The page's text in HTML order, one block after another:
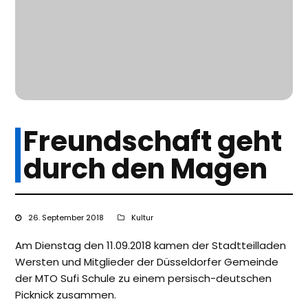
Freundschaft geht
durch den Magen
26. September 2018 Kultur
Am Dienstag den 11.09.2018 kamen der Stadtteilladen
Wersten und Mitglieder der Düsseldorfer Gemeinde
der MTO Sufi Schule zu einem persisch-deutschen
Picknick zusammen.